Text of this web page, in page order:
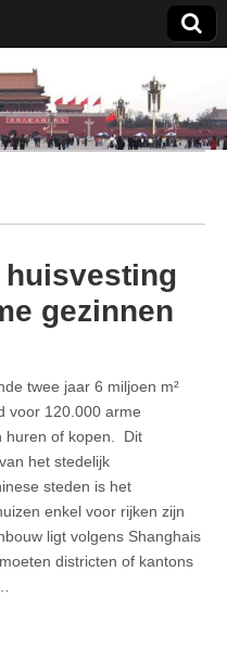
huisvesting
gezinnen
twee jaar 6 miljoen m²
voor 120.000 arme
huren of kopen. Dit
het stedelijk
steden is het
enkel voor rijken zijn
ligt volgens Shanghais
districten of kantons